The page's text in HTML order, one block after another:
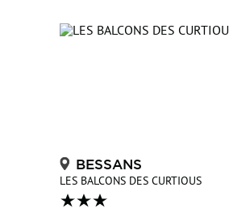
BESSANS
LES BALCONS DES CURTIOUS